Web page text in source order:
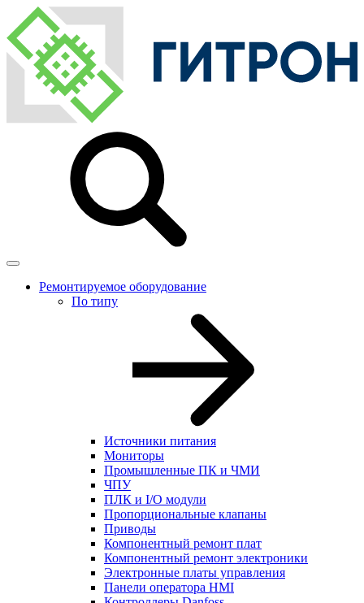
Ремонтируемое оборудование
По типу
Источники питания
Мониторы
Промышленные ПК и ЧМИ
ЧПУ
ПЛК и I/O модули
Пропорциональные клапаны
Приводы
Компонентный ремонт плат
Компонентный ремонт электроники
Электронные платы управления
Панели оператора HMI